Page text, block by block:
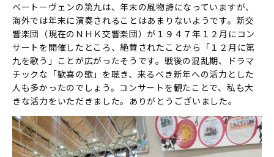
ベートーヴェンの第九は、年末の風物詩になっていますが、
海外では年末に演奏されることはあまりないようです。新交
響楽団（現在のＮＨＫ交響楽団）が１９４７年１２月にコン
サートを開催したところ、絶賛されたことから「１２月に第
九を歌う」ことが広がったそうです。戦後の混乱期、ドラマ
チックな「歓喜の歌」を聴き、来るべき新年への活力とした
人も多かったのでしょう。コンサートを観たことで、私も大
きな活力をいただきました。ありがとうございました。